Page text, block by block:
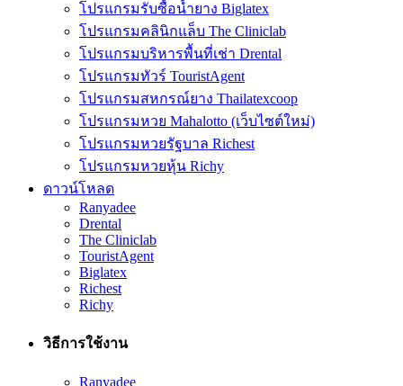
โปรแกรมรับซื้อน้ำยาง Biglatex
โปรแกรมคลินิกแล็บ The Cliniclab
โปรแกรมบริหารพื้นที่เช่า Drental
โปรแกรมทัวร์ TouristAgent
โปรแกรมสหกรณ์ยาง Thailatexcoop
โปรแกรมหวย Mahalotto (เว็บไซต์ใหม่)
โปรแกรมหวยรัฐบาล Richest
โปรแกรมหวยหุ้น Richy
ดาวน์โหลด
Ranyadee
Drental
The Cliniclab
TouristAgent
Biglatex
Richest
Richy
วิธีการใช้งาน
Ranyadee